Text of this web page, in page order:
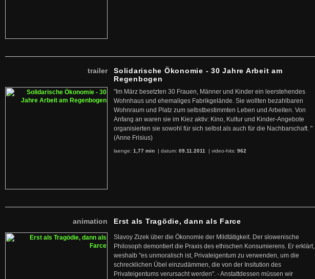
trailer
Solidarische Ökonomie - 30 Jahre Arbeit am
Regenbogen
"Im März besetzten 30 Frauen, Männer und Kinder ein leerstehendes
Wohnhaus und ehemaliges Fabrikgelände. Sie wollten bezahlbaren
Wohnraum und Platz zum selbstbestimmten Leben und Arbeiten. Von
Anfang an waren sie im Kiez aktiv: Kino, Kultur und Kinder-Angebote
organisierten sie sowohl für sich selbst als auch für die Nachbarschaft. "
(Anne Frisius)
laenge: 1,77 min | datum: 09.11.2011 | video-hits: 962
animation Erst als Tragödie, dann als Farce
Slavoy Zizek über die Ökonomie der Mildtätigkeit. Der slowenische
Philosoph demontiert die Praxis des ethischen Konsumierens. Er erklärt,
weshalb "es unmoralisch ist, Privateigentum zu verwenden, um die
schrecklichen Übel einzudämmen, die von der Insitution des
Privateigentums verursacht werden". - Anstattdessen müssen wir